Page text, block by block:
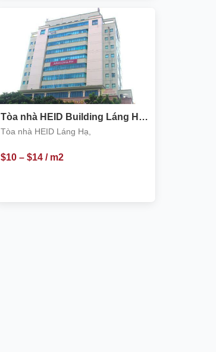
Tòa nhà HEID Building Láng Hạ,
Ba Đình
Tòa nhà HEID Láng Hạ,
$10– $14/ m2